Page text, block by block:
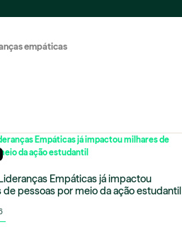
empáticas
Empáticas já impactou
de pessoas por meio da ação estudantil